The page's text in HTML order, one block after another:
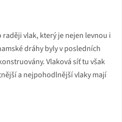
vlak, který je nejen levnou i
dráhy byly v posledních
Vlaková síť tu však
a nejpohodlnější vlaky mají